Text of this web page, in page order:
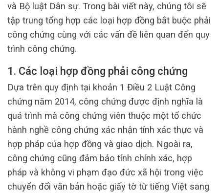
và Bộ luật Dân sự. Trong bài viết này, chúng tôi sẽ
tập trung tổng hợp các loại hợp đồng bắt buộc phải
công chứng cùng với các vấn đề liên quan đến quy
trình công chứng.
1. Các loại hợp đồng phải công chứng​
Dựa trên quy định tại khoản 1 Điều 2 Luật Công
chứng năm 2014, công chứng được định nghĩa là
quá trình mà công chứng viên thuộc một tổ chức
hành nghề công chứng xác nhận tính xác thực và
hợp pháp của hợp đồng và giao dịch. Ngoài ra,
công chứng cũng đảm bảo tính chính xác, hợp
pháp và không vi phạm đạo đức xã hội trong việc
chuyển đổi văn bản hoặc giấy tờ từ tiếng Việt sang